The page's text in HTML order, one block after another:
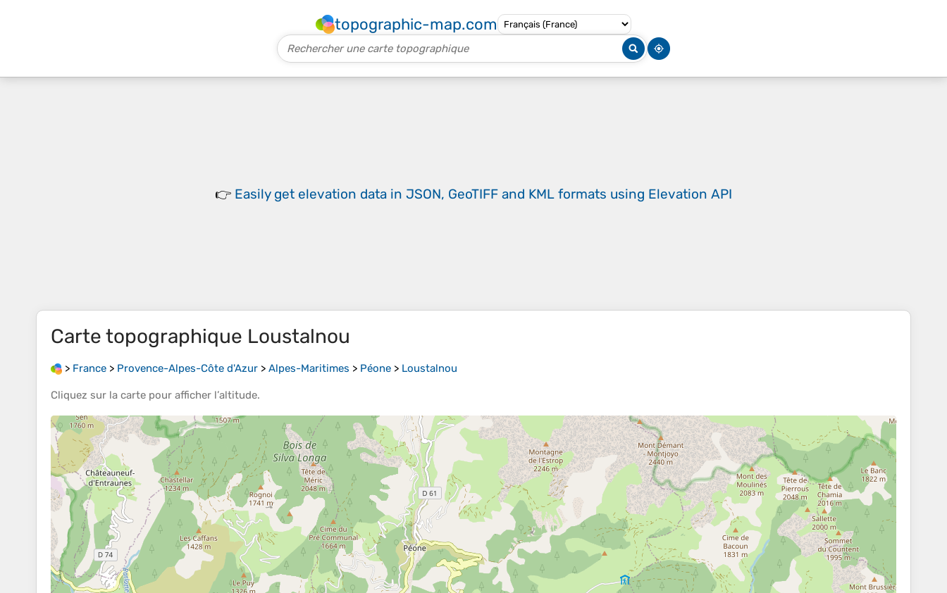
topographic-map.com
👉 Easily get elevation data in JSON, GeoTIFF and KML formats using Elevation API
Carte topographique Loustalnou
> France > Provence-Alpes-Côte d'Azur > Alpes-Maritimes > Péone > Loustalnou
Cliquez sur la carte pour afficher l’altitude.